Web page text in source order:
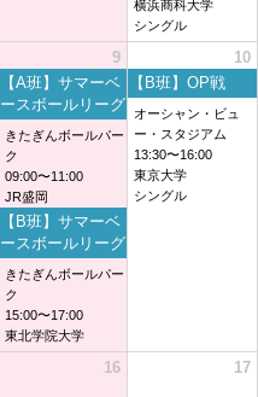
横浜商科大学
シングル
9
【A班】サマーベ
ースボールリーグ
きたぎんボールパー
ク
09:00〜11:00
JR盛岡
【B班】サマーベ
ースボールリーグ
きたぎんボールパー
ク
15:00〜17:00
東北学院大学
10
【B班】OP戦
オーシャン・ビュ
ー・スタジアム
13:30〜16:00
東京大学
シングル
16 17